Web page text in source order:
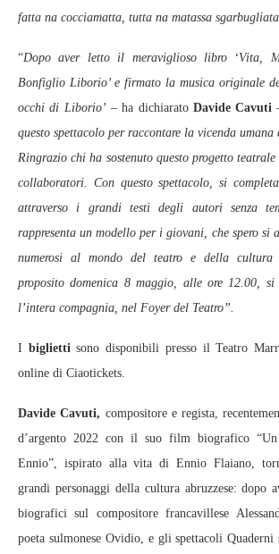
fatta na cocciamatta, tutta na matassa
“Dopo aver letto il meraviglioso libro ‘Vita,
Bonfiglio Liborio’ e firmato la musica originale
occhi di Liborio’– ha dichiarato Davide Cavuti
questo spettacolo per raccontare la vicenda
Ringrazio chi ha sostenuto questo progetto
collaboratori. Con questo spettacolo, si
attraverso i grandi testi degli autori senza
rappresenta un modello per i giovani, che spero si
numerosi al mondo del teatro e della
proposito domenica 8 maggio, alle ore 12.00,
l’intera compagnia, nel Foyer del Teatro”.
I biglietti sono disponibili presso il Teatro
online di Ciaotickets.
Davide Cavuti, compositore e regista,
d’argento 2022 con il suo film biografico
Ennio”, ispirato alla vita di Ennio Flaiano,
grandi personaggi della cultura abruzzese: dopo
biografici sul compositore francavillese
poeta sulmonese Ovidio, e gli spettacoli